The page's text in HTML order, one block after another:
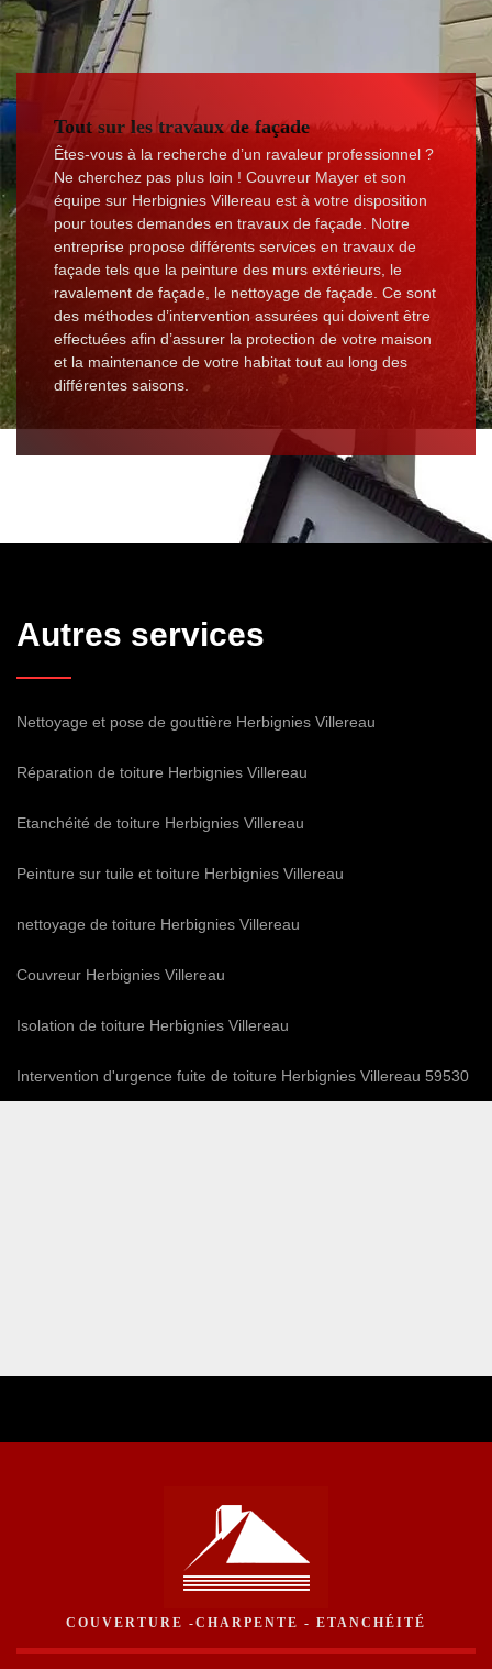
Tout sur les travaux de façade
Êtes-vous à la recherche d’un ravaleur professionnel ?
Ne cherchez pas plus loin ! Couvreur Mayer et son
équipe sur Herbignies Villereau est à votre disposition
pour toutes demandes en travaux de façade. Notre
entreprise propose différents services en travaux de
façade tels que la peinture des murs extérieurs, le
ravalement de façade, le nettoyage de façade. Ce sont
des méthodes d’intervention assurées qui doivent être
effectuées afin d’assurer la protection de votre maison
et la maintenance de votre habitat tout au long des
différentes saisons.
Autres services
Nettoyage et pose de gouttière Herbignies Villereau
Réparation de toiture Herbignies Villereau
Etanchéité de toiture Herbignies Villereau
Peinture sur tuile et toiture Herbignies Villereau
nettoyage de toiture Herbignies Villereau
Couvreur Herbignies Villereau
Isolation de toiture Herbignies Villereau
Intervention d'urgence fuite de toiture Herbignies Villereau 59530
COUVERTURE -CHARPENTE - ETANCHÉITÉ